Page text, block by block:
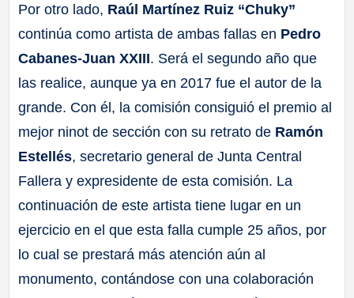
Por otro lado, Raúl Martínez Ruiz “Chuky”
continúa como artista de ambas fallas en Pedro
Cabanes-Juan XXIII. Será el segundo año que
las realice, aunque ya en 2017 fue el autor de la
grande. Con él, la comisión consiguió el premio al
mejor ninot de sección con su retrato de Ramón
Estellés, secretario general de Junta Central
Fallera y expresidente de esta comisión. La
continuación de este artista tiene lugar en un
ejercicio en el que esta falla cumple 25 años, por
lo cual se prestará más atención aún al
monumento, contándose con una colaboración